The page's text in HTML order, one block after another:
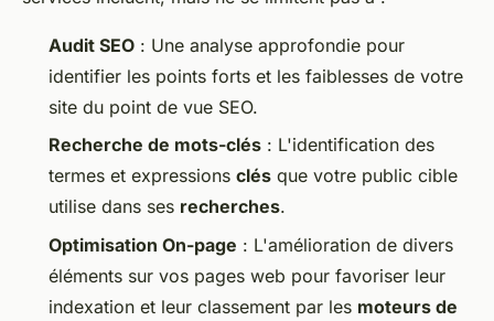
Audit SEO : Une analyse approfondie pour
identifier les points forts et les faiblesses de votre
site du point de vue SEO.
Recherche de mots-clés : L'identification des
termes et expressions clés que votre public cible
utilise dans ses recherches.
Optimisation On-page : L'amélioration de divers
éléments sur vos pages web pour favoriser leur
indexation et leur classement par les moteurs de